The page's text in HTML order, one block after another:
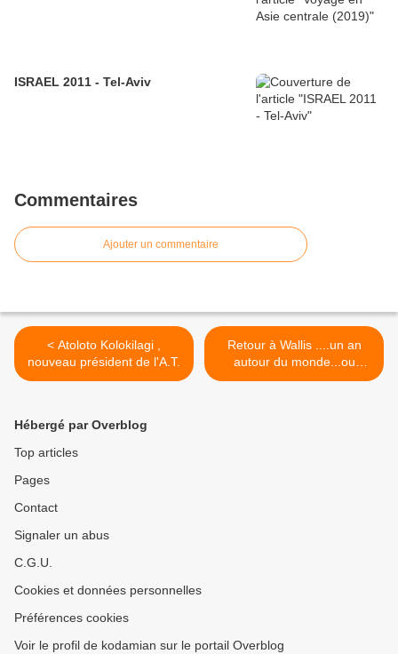
ISRAEL 2011 - Tel-Aviv
Commentaires
Ajouter un commentaire
< Atoloto Kolokilagi ,
nouveau président de l'A.T.
Retour à Wallis ....un an
autour du monde...ou
presque. >
Hébergé par Overblog
Top articles
Pages
Contact
Signaler un abus
C.G.U.
Cookies et données personnelles
Préférences cookies
Voir le profil de kodamian sur le portail Overblog